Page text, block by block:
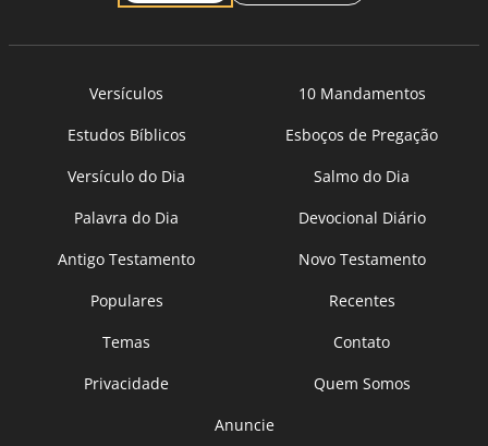
Versículos
10 Mandamentos
Estudos Bíblicos
Esboços de Pregação
Versículo do Dia
Salmo do Dia
Palavra do Dia
Devocional Diário
Antigo Testamento
Novo Testamento
Populares
Recentes
Temas
Contato
Privacidade
Quem Somos
Anuncie